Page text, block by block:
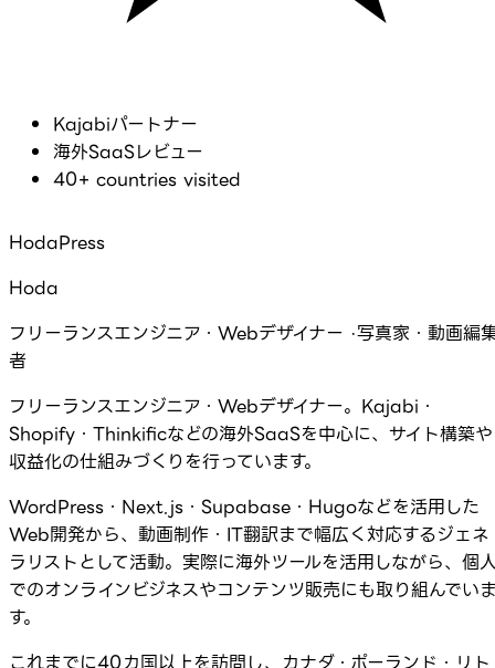
Kajabiパートナー
海外SaaSレビュー
40+ countries visited
HodaPress
Hoda
フリーランスエンジニア・Webデザイナー ·写真家・動画編
者
フリーランスエンジニア・Webデザイナー。Kajabi・
Shopify・Thinkificなどの海外SaaSを中心に、サイト構築や
収益化の仕組みづくりを行っています。
WordPress・Next.js・Supabase・Hugoなどを活用した
Web開発から、動画制作・IT翻訳まで幅広く対応するジェネ
ラリストとして活動。実際に海外ツールを活用しながら、個
でのオンラインビジネスやコンテンツ販売にも取り組んでい
す。